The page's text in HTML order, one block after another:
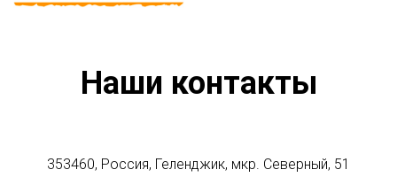
Наши контакты
353460, Россия, Геленджик, мкр. Северный, 51